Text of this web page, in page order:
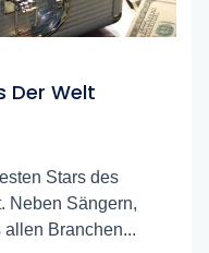
Der Welt
Stars des
Neben Sängern,
Branchen...